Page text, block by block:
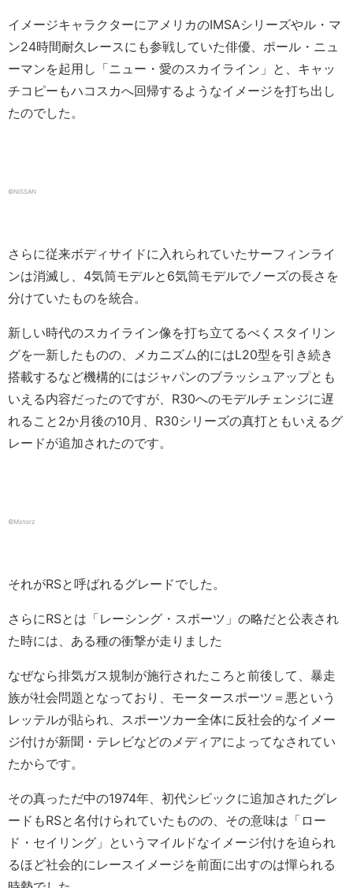
イメージキャラクターにアメリカのIMSAシリーズやル・マ
ン24時間耐久レースにも参戦していた俳優、ポール・ニュ
ーマンを起用し「ニュー・愛のスカイライン」と、キャッ
チコピーもハコスカへ回帰するようなイメージを打ち出し
たのでした。
©NISSAN
さらに従来ボディサイドに入れられていたサーフィンライ
ンは消滅し、4気筒モデルと6気筒モデルでノーズの長さを
分けていたものを統合。
新しい時代のスカイライン像を打ち立てるべくスタイリン
グを一新したものの、メカニズム的にはL20型を引き続き
搭載するなど機構的にはジャパンのブラッシュアップとも
いえる内容だったのですが、R30へのモデルチェンジに遅
れること2か月後の10月、R30シリーズの真打ともいえるグ
レードが追加されたのです。
©Motorz
それがRSと呼ばれるグレードでした。
さらにRSとは「レーシング・スポーツ」の略だと公表され
た時には、ある種の衝撃が走りました
なぜなら排気ガス規制が施行されたころと前後して、暴走
族が社会問題となっており、モータースポーツ＝悪という
レッテルが貼られ、スポーツカー全体に反社会的なイメー
ジ付けが新聞・テレビなどのメディアによってなされてい
たからです。
その真っただ中の1974年、初代シビックに追加されたグレ
ードもRSと名付けられていたものの、その意味は「ロー
ド・セイリング」というマイルドなイメージ付けを迫られ
るほど社会的にレースイメージを前面に出すのは憚られる